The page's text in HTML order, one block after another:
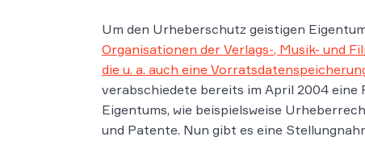
Um den Urheberschutz geistigen
Organisationen der Verlags-, Musik- und
die u. a. auch eine
verabschiedete bereits im April 2004 eine
Eigentums, wie beispielsweise
und Patente. Nun gibt es eine